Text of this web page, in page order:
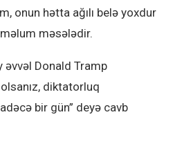
onun hətta ağılı belə yoxdur
məsələdir.
əvvəl Donald Tramp
diktatorluq
bir gün” deyə cavb